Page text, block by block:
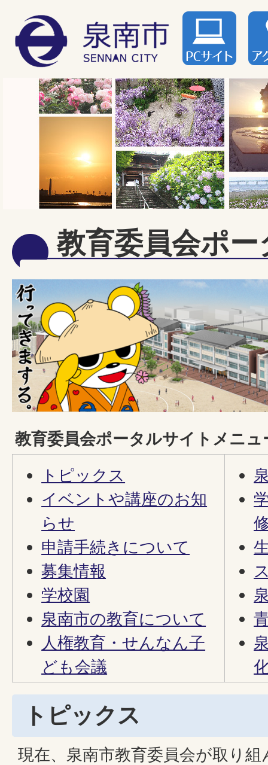
教育委員会ポ
教育委員会ポータルサイトメニュ
トピックス
イベントや講座のお知
らせ
申請手続きについて
募集情報
学校園
泉南市の教育について
人権教育・せんなん子
ども会議
トピックス
現在、泉南市教育委員会が取り